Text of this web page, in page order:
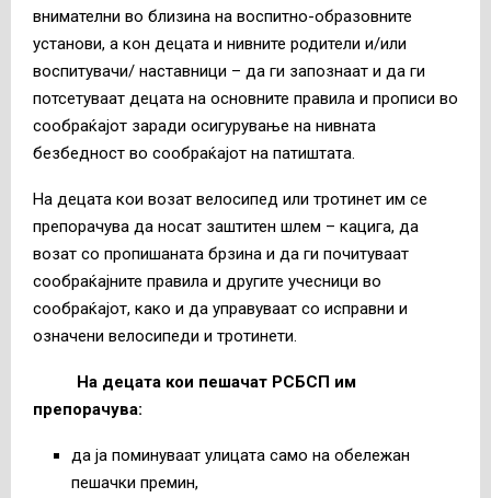
внимателни во близина на воспитно-образовните
установи, а кон децата и нивните родители и/или
воспитувачи/ наставници – да ги запознаат и да ги
потсетуваат децата на основните правила и прописи во
сообраќајот заради осигурување на нивната
безбедност во сообраќајот на патиштата.
На децата кои возат велосипед или тротинет им се
препорачува да носат заштитен шлем – кацига, да
возат со пропишаната брзина и да ги почитуваат
сообраќајните правила и другите учесници во
сообраќајот, како и да управуваат со исправни и
означени велосипеди и тротинети.
На децата кои пешачат РСБСП им
препорачува:
да ја поминуваат улицата само на обележан
пешачки премин,